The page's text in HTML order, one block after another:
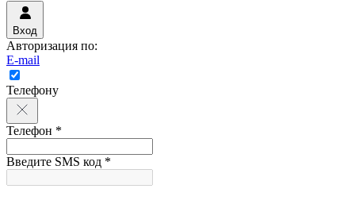
Вход
Авторизация по:
E-mail
Телефону
Телефон *
Введите SMS код *